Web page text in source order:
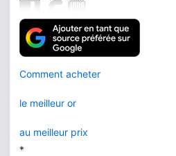
Comment acheter
le meilleur or
au meilleur prix
*